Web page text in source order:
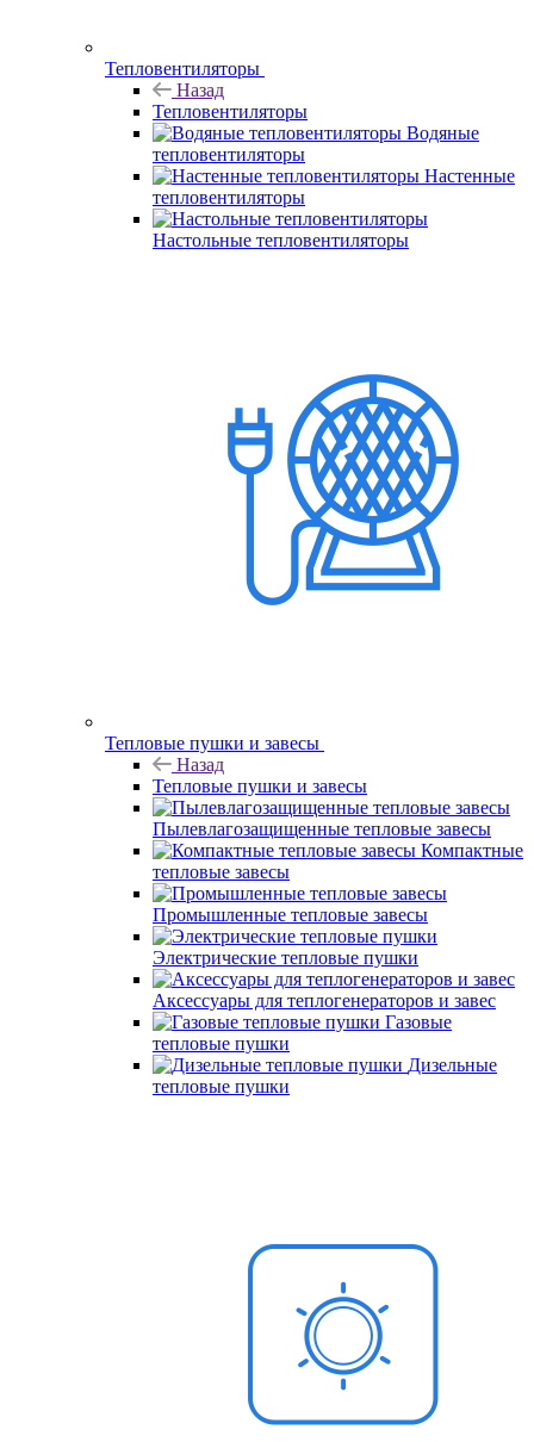
Тепловентиляторы
Назад
Тепловентиляторы
Водяные
тепловентиляторы
Настенные
тепловентиляторы
Настольные тепловентиляторы
Тепловые пушки и завесы
Назад
Тепловые пушки и завесы
Пылевлагозащищенные тепловые завесы
Компактные
тепловые завесы
Промышленные тепловые завесы
Электрические тепловые пушки
Аксессуары для теплогенераторов и завес
Газовые
тепловые пушки
Дизельные
тепловые пушки